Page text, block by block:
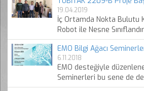
19.04.2019
İç Ortamda Nokta Bulutu
Robot ile Nesne
EMO Bilgi Ağacı
6.11.2018
EMO desteğiyle
Seminerleri bu sene de